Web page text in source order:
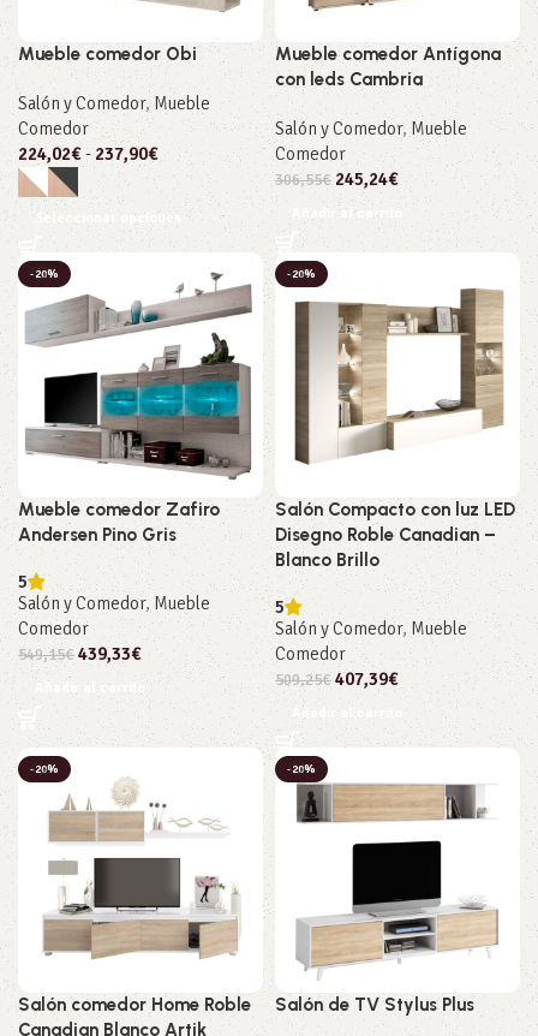
Mueble comedor Obi
Salón y Comedor, Mueble
Comedor
224,02€- 237,90€
Seleccionar opciones
Mueble comedor Antígona
con leds Cambria
Salón y Comedor,Mueble
Comedor
306,55€ 245,24€
Añadir al carrito
-20%
Mueble comedor Zafiro
Andersen Pino Gris
5
Salón y Comedor, Mueble
Comedor
549,15€439,33€
Añadir al carrito
-20%
Salón Compacto con luz LED
Disegno Roble Canadian –
Blanco Brillo
5
Salón y Comedor,Mueble
Comedor
509,25€407,39€
Añadir al carrito
-20%
Salón comedor Home Roble
Canadian Blanco Artik
-20%
Salón de TV Stylus Plus